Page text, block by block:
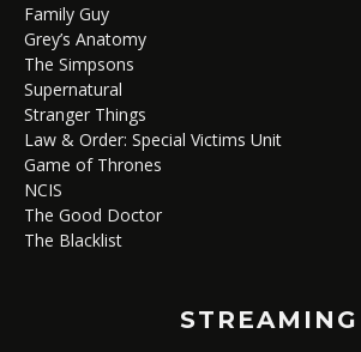
Family Guy
Grey’s Anatomy
The Simpsons
Supernatural
Stranger Things
Law & Order: Special Victims Unit
Game of Thrones
NCIS
The Good Doctor
The Blacklist
STREAMING